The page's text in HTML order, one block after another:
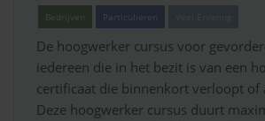
Bedrijven Particulieren
De hoogwerker cursus voor
iedereen die in het bezit is van een
certificaat die binnenkort verloopt of
Deze hoogwerker cursus duurt